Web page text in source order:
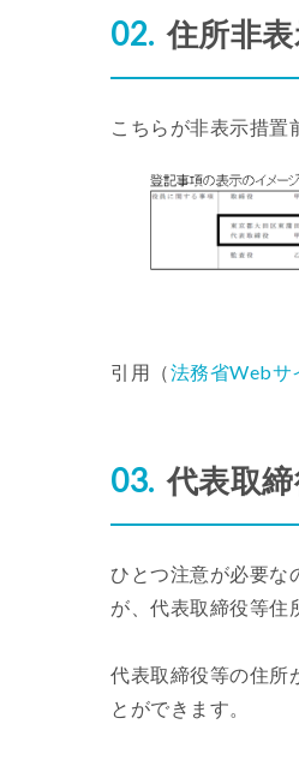
住所非
こちらが非表示措置
引用（法務省Webサ
代表取
ひとつ注意が必要な
が、代表取締役等住
代表取締役等の住所
とができます。